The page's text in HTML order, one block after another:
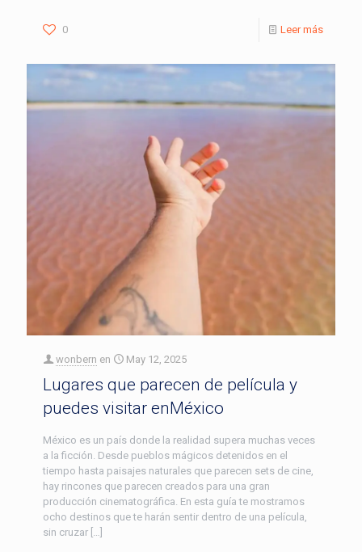
0 Leer más
wonbern en May 12, 2025
Lugares que parecen de película y
puedes visitar enMéxico
México es un país donde la realidad supera muchas veces
a la ficción. Desde pueblos mágicos detenidos en el
tiempo hasta paisajes naturales que parecen sets de cine,
hay rincones que parecen creados para una gran
producción cinematográfica. En esta guía te mostramos
ocho destinos que te harán sentir dentro de una película,
sin cruzar […]